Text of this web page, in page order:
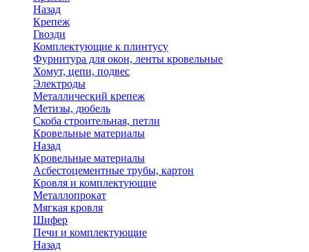
Назад
Крепеж
Гвозди
Комплектующие к плинтусу
Фурнитура для окон, ленты кровельные
Хомут, цепи, подвес
Электроды
Металлический крепеж
Метизы, дюбель
Скоба строительная, петли
Кровельные материалы
Назад
Кровельные материалы
Асбестоцементные трубы, картон
Кровля и комплектующие
Металлопрокат
Мягкая кровля
Шифер
Печи и комплектующие
Назад